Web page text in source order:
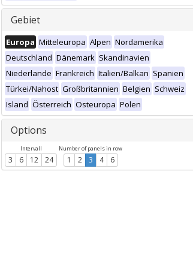
Gebiet
Europa Mitteleuropa Alpen Nordamerika
Deutschland Dänemark Skandinavien
Niederlande Frankreich Italien/Balkan Spanien
Türkei/Nahost Großbritannien Belgien Schweiz
Island Österreich Osteuropa Polen
Options
Intervall
3 6 12 24
Number of panels in row
1 2 3 4 6